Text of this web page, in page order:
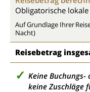
Obligatorische lokale
Auf Grundlage Ihrer
Nacht)
Reisebetrag
Keine
keine Zuschläge